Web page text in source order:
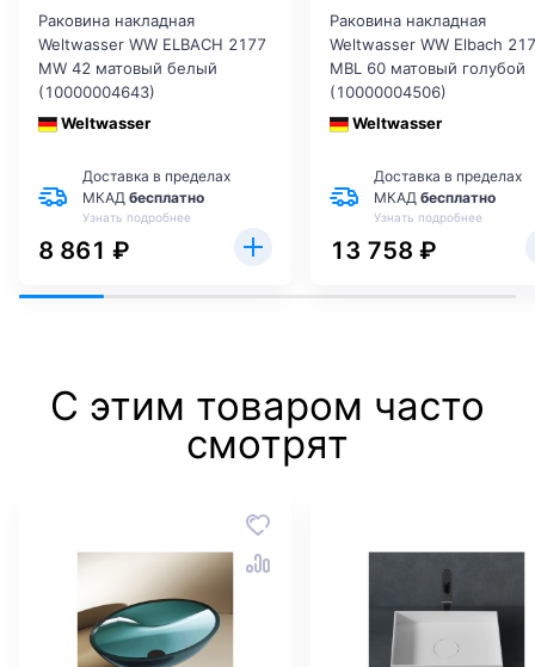
Раковина накладная
Weltwasser WW ELBACH 2177
MW 42 матовый белый
(10000004643)
Weltwasser
Доставка в пределах
МКАД бесплатно
Узнать подробнее
8 861 ₽
Раковина накладная
Weltwasser WW Elbach
MBL 60 матовый голубой
(10000004506)
Weltwasser
Доставка в пределах
МКАД бесплатно
Узнать подробнее
13 758 ₽
С этим товаром часто
смотрят